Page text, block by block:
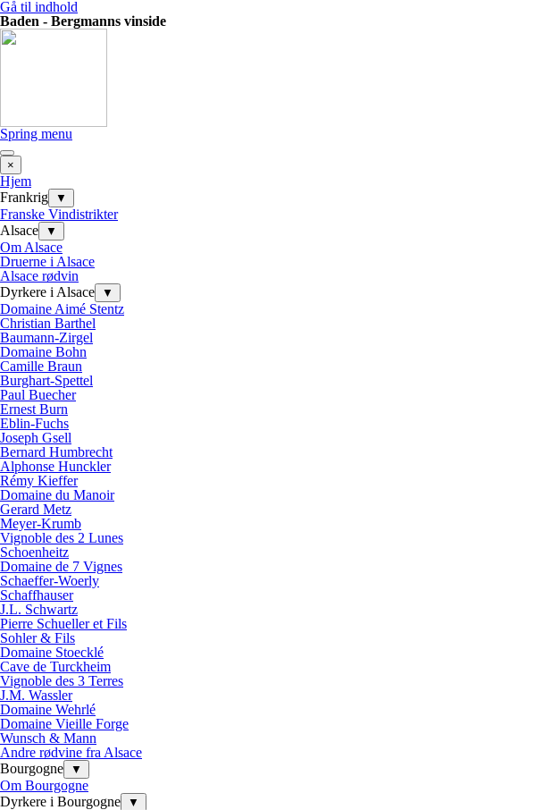
Gå til indhold
Baden - Bergmanns vinside
Spring menu
×
Hjem
Frankrig
▼
Franske Vindistrikter
Alsace
▼
Om Alsace
Druerne i Alsace
Alsace rødvin
Dyrkere i Alsace
▼
Domaine Aimé Stentz
Christian Barthel
Baumann-Zirgel
Domaine Bohn
Camille Braun
Burghart-Spettel
Paul Buecher
Ernest Burn
Eblin-Fuchs
Joseph Gsell
Bernard Humbrecht
Alphonse Hunckler
Rémy Kieffer
Domaine du Manoir
Gerard Metz
Meyer-Krumb
Vignoble des 2 Lunes
Schoenheitz
Domaine de 7 Vignes
Schaeffer-Woerly
Schaffhauser
J.L. Schwartz
Pierre Schueller et Fils
Sohler & Fils
Domaine Stoecklé
Cave de Turckheim
Vignoble des 3 Terres
J.M. Wassler
Domaine Wehrlé
Domaine Vieille Forge
Wunsch & Mann
Andre rødvine fra Alsace
Bourgogne
▼
Om Bourgogne
Dyrkere i Bourgogne
▼